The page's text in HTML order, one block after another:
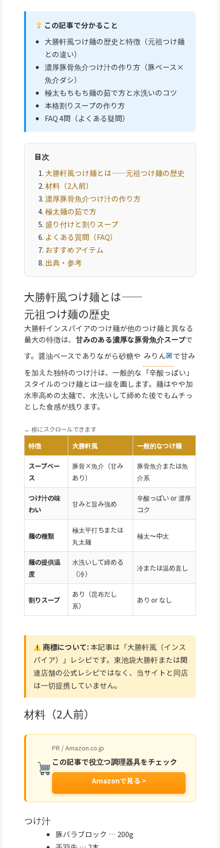
この記事で分かること
大勝軒風つけ麺の歴史と特徴（元祖つけ麺
との違い）
濃厚豚骨魚介つけ汁の作り方（豚ベース×
魚介ダシ）
極太もちもち麺の茹で方と水洗いのコツ
本格割りスープの作り方
FAQ 4問（よくある疑問）
目次
大勝軒風つけ麺とは——元祖つけ麺の歴史
材料（2人前）
濃厚豚骨魚介つけ汁の作り方
極太麺の茹で方
盛り付けと割りスープ
よくある質問（FAQ）
おすすめアイテム
出典・参考
大勝軒風つけ麺とは——
元祖つけ麺の歴史
大勝軒インスパイアのつけ麺が他のつけ麺と異なる
最大の特徴は、 甘みのある濃厚な豚骨魚介スープで
す。醤油ベースでありながら砂糖や みりん
で甘み
を加えた独特のつけ汁は、一般的な「辛酸っぱい」
スタイルのつけ麺とは一線を画します。麺はやや加
水率高めの太麺で、水洗いして締めた後でもムチっ
とした食感が残ります。
← 横にスクロールできます
特徴 大勝軒風 一般的なつけ麺
スープベー
ス
豚骨×魚介（甘み
あり）
豚骨魚介または魚
介系
つけ汁の味
わい
甘みと旨み強め
辛酸っぱい or 濃厚
コク
麺の種類
極太平打ちまたは
丸太麺
極太〜中太
麺の提供温
度
水洗いして締める
（冷）
冷または温め直し
割りスープ
あり（昆布だし
系）
あり or なし
商標について:本記事は「大勝軒風（インス
パイア）」レシピです。東池袋大勝軒または関
連店舗の公式レシピではなく、当サイトと同店
は一切提携していません。
材料（2人前）
PR / Amazon.co.jp
この記事で役立つ調理器具をチェック
Amazonで見る >
つけ汁
豚バラブロック … 200g